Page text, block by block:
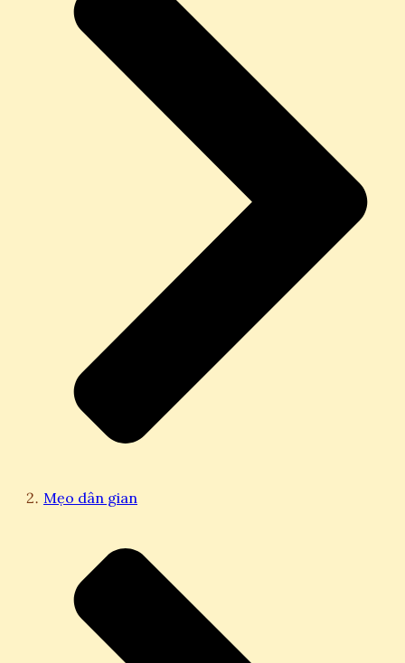
Mẹo dân gian